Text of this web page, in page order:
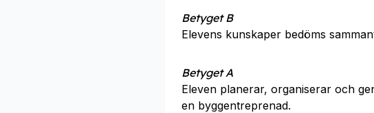
Betyget B
Elevens kunskaper bedöms
Betyget A
Eleven planerar, organiserar och
en byggentreprenad.